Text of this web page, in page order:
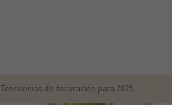
Tendencias de decoración para 2025